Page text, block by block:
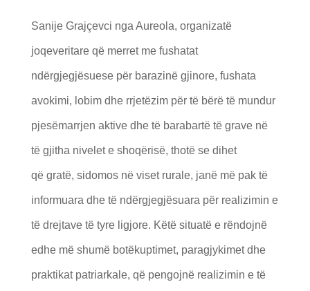
Sanije Grajçevci nga Aureola, organizatë
joqeveritare që merret me fushatat
ndërgjegjësuese për barazinë gjinore, fushata
avokimi, lobim dhe rrjetëzim për të bërë të mundur
pjesëmarrjen aktive dhe të barabartë të grave në
të gjitha nivelet e shoqërisë, thotë se dihet
që gratë, sidomos në viset rurale, janë më pak të
informuara dhe të ndërgjegjësuara për realizimin e
të drejtave të tyre ligjore. Këtë situatë e rëndojnë
edhe më shumë botëkuptimet, paragjykimet dhe
praktikat patriarkale, që pengojnë realizimin e të